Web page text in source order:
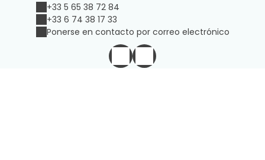
+33 5 65 38 72 84
+33 6 74 38 17 33
Ponerse en contacto por correo electrónico